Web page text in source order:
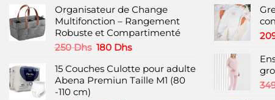
options
peuvent
être
Organisateur de Change
Multifonction – Rangement
Robuste et Compartimenté
250Dhs Le
initial
était :
180 DhsLe
actuel
est :
15 Couches Culotte pour adulte
Abena Premiun Taille M1 (80
-110 cm)